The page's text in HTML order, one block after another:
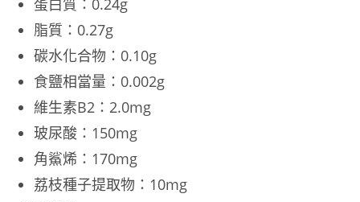
脂質：0.27g
碳水化合物：0.10g
食鹽相當量：0.002g
維生素B2：2.0mg
玻尿酸：150mg
角鯊烯：170mg
荔枝種子提取物：10mg